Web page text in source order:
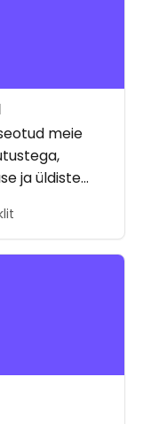
meie
ja üldiste